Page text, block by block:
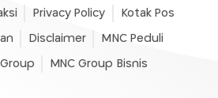
Privacy Policy Kotak Pos
Disclaimer MNC Peduli
MNC Group Bisnis